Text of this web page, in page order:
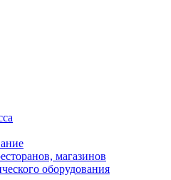
магазинов
оборудования